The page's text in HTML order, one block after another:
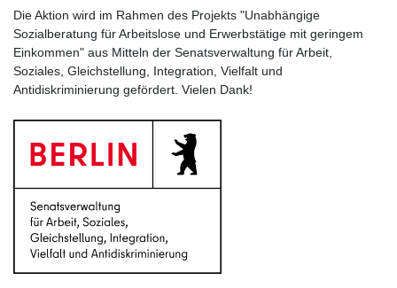
Die Aktion wird im Rahmen des Projekts "Unabhängige
Sozialberatung für Arbeitslose und Erwerbstätige mit geringem
Einkommen" aus Mitteln der Senatsverwaltung für Arbeit,
Soziales, Gleichstellung, Integration, Vielfalt und
Antidiskriminierung gefördert. Vielen Dank!